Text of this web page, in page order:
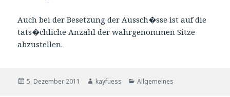
Auch bei der Besetzung der Aussch�sse ist auf die
tats�chliche Anzahl der wahrgenommen Sitze
abzustellen.
Veröffentlicht
5. Dezember 2011 Autor
kayfuess Kategorien
Allgemeines